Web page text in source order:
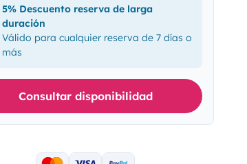
5% Descuento reserva de larga
duración
Válido para cualquier reserva de 7 días o
más
Consultar disponibilidad